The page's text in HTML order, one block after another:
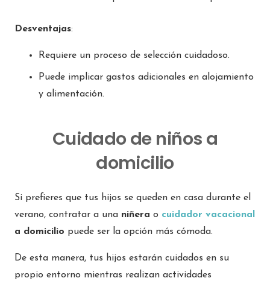
Desventajas:
Requiere un proceso de selección cuidadoso.
Puede implicar gastos adicionales en alojamiento
y alimentación.
Cuidado de niños a
domicilio
Si prefieres que tus hijos se queden en casa durante el
verano, contratar a una niñera o cuidador vacacional
a domicilio puede ser la opción más cómoda.
De esta manera, tus hijos estarán cuidados en su
propio entorno mientras realizan actividades